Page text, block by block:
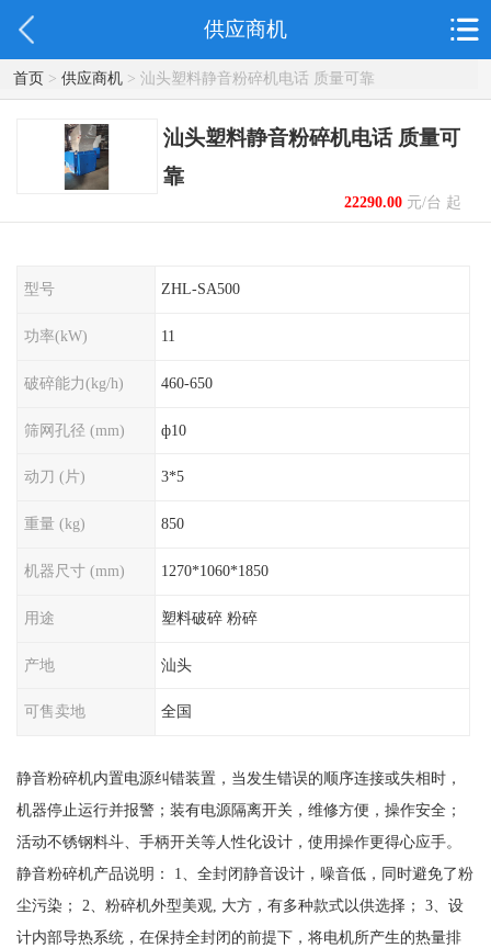
供应商机
首页> 供应商机> 汕头塑料静音粉碎机电话 质量可靠
汕头塑料静音粉碎机电话 质量可
靠
22290.00元/台 起
型号 ZHL-SA500
功率(kW) 11
破碎能力(kg/h) 460-650
筛网孔径 (mm) ф10
动刀 (片) 3*5
重量 (kg) 850
机器尺寸 (mm) 1270*1060*1850
用途 塑料破碎 粉碎
产地 汕头
可售卖地 全国
静音粉碎机内置电源纠错装置，当发生错误的顺序连接或失相时，
机器停止运行并报警；装有电源隔离开关，维修方便，操作安全；
活动不锈钢料斗、手柄开关等人性化设计，使用操作更得心应手。
静音粉碎机产品说明： 1、全封闭静音设计，噪音低，同时避免了粉
尘污染； 2、粉碎机外型美观, 大方，有多种款式以供选择； 3、设
计内部导热系统，在保持全封闭的前提下，将电机所产生的热量排